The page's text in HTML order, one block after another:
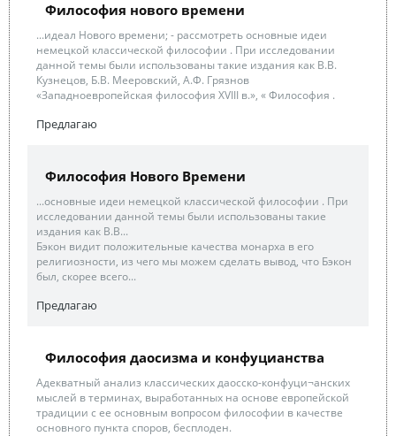
Философия нового времени
...идеал Нового времени; - рассмотреть основные идеи
немецкой классической философии . При исследовании
данной темы были использованы такие издания как В.В.
Кузнецов, Б.В. Мееровский, А.Ф. Грязнов
«Западноевропейская философия XVIII в.», « Философия .
Предлагаю
Философия Нового Времени
...основные идеи немецкой классической философии . При
исследовании данной темы были использованы такие
издания как В.В...
Бэкон видит положительные качества монарха в его
религиозности, из чего мы можем сделать вывод, что Бэкон
был, скорее всего...
Предлагаю
Философия даосизма и конфуцианства
Адекватный анализ классических даосско-конфуци¬анских
мыслей в терминах, выработанных на основе европейской
традиции с ее основным вопросом философии в качестве
основного пункта споров, бесплоден.